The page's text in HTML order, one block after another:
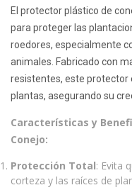
El protector plástico de
para proteger las
roedores, especialmente
animales. Fabricado con
resistentes, este protector
plantas, asegurando su
Características y
Conejo:
Protección Total: Evita
corteza y las raíces de